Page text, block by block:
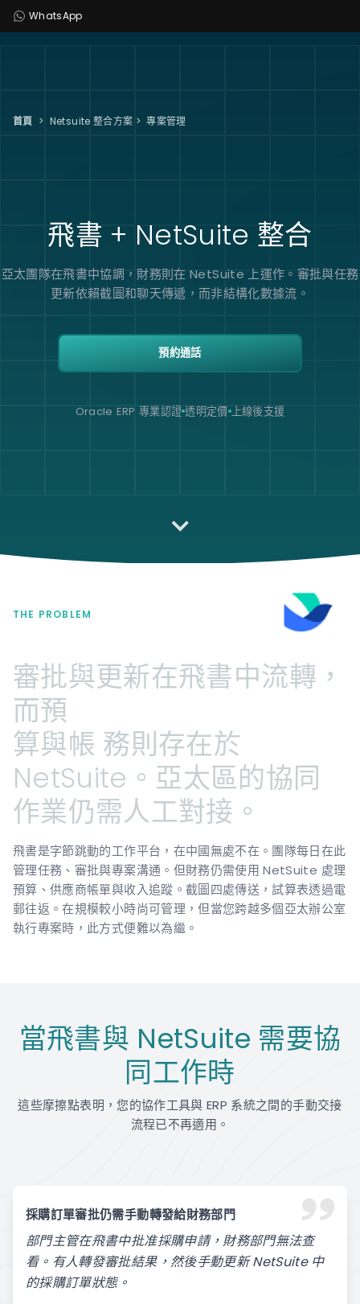
WhatsApp
首頁 > Netsuite 整合方案 > 專案管理
飛書 + NetSuite 整合
亞太團隊在飛書中協調，財務則在 NetSuite 上運作。審批與任務
更新依賴截圖和聊天傳遞，而非結構化數據流。
預約通話
Oracle ERP 專業認證 透明定價 上線後支援
THE PROBLEM
審批與更新在飛書中流轉，
而預
算與帳 務則存在於
NetSuite。亞太區的協同
作業仍需人工對接。
飛書是字節跳動的工作平台，在中國無處不在。團隊每日在此
管理任務、審批與專案溝通。但財務仍需使用 NetSuite 處理
預算、供應商帳單與收入追蹤。截圖四處傳送，試算表透過電
郵往返。在規模較小時尚可管理，但當您跨越多個亞太辦公室
執行專案時，此方式便難以為繼。
當飛書與 NetSuite 需要協
同工作時
這些摩擦點表明，您的協作工具與 ERP 系統之間的手動交接
流程已不再適用。
採購訂單審批仍需手動轉發給財務部門
部門主管在飛書中批准採購申請，財務部門無法查
看。有人轉發審批結果，然後手動更新 NetSuite 中
的採購訂單狀態。